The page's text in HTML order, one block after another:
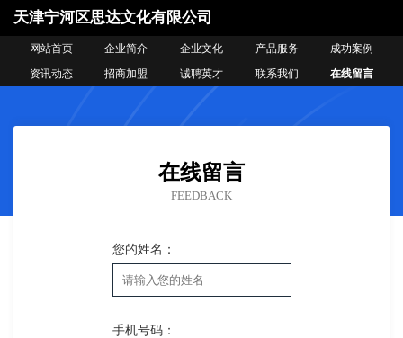
天津宁河区思达文化有限公司
网站首页 企业简介 企业文化 产品服务
成功案例
资讯动态
招商加盟 诚聘英才 联系我们 在线留言
在线留言
FEEDBACK
您的姓名：
手机号码：